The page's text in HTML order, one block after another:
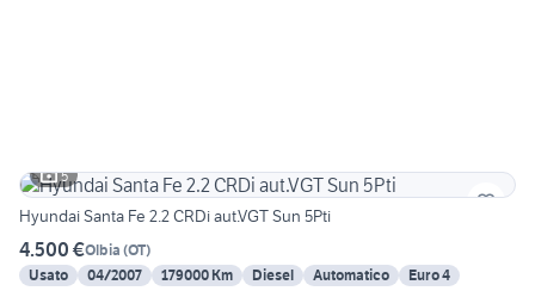
5
Hyundai Santa Fe 2.2 CRDi aut.VGT Sun 5Pti
4.500 €Olbia (OT)
Usato
04/2007 179000 Km Diesel Automatico
Euro 4